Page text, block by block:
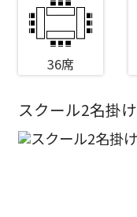
36席
スクール2名掛け